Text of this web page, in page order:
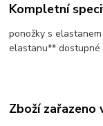
Kompletní
ponožky s
elastanu**
Zboží zařazeno